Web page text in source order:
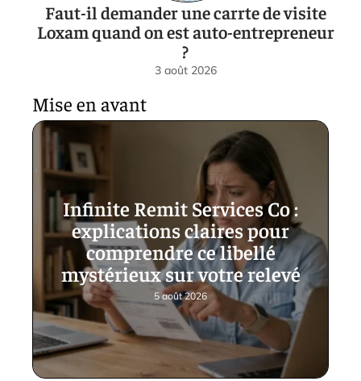
Faut-il demander une carrte de visite
Loxam quand on est auto-entrepreneur
?
3 août 2026
Mise en avant
Infinite Remit Services Co :
explications claires pour
comprendre ce libellé
mystérieux sur votre relevé
5 août 2026